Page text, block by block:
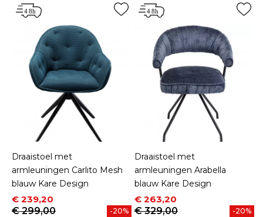
Draaistoel met
armleuningen Carlito Mesh
blauw Kare Design
Prijs
€ 239,20
Normale prijs
€ 299,00
-20%
Draaistoel met
armleuningen Arabella
blauw Kare Design
Prijs
€ 263,20
Normale prijs
€ 329,00
-20%